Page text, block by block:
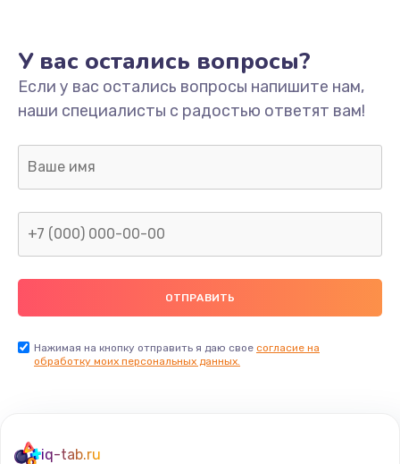
Замена/Pемонт карбюратора
1300 руб.
Заказать
Ремонт капиллярной трубки
400 руб.
Заказать
У вас остались вопросы?
Если у вас остались вопросы напишите нам,
наши специалисты с радостью ответят вам!
Нажимая на кнопку отправить я даю свое согласие на
обработку моих персональных данных.
iq-tab.ru